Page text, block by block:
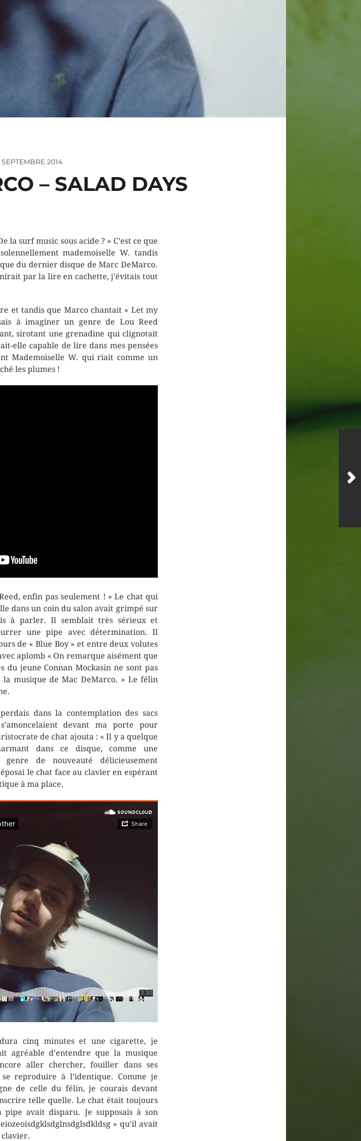
SEPTEMBRE 2014
– SALAD DAYS
la surf music sous acide ? » C’est ce que
mademoiselle W. tandis
du dernier disque de Marc DeMarco.
par la lire en cachette, j’évitais tout
et tandis que Marco chantait « Let my
à imaginer un genre de Lou Reed
sirotant une grenadine qui clignotait
elle capable de lire dans mes pensées
Mademoiselle W. qui riait comme un
les plumes !
enfin pas seulement ! » Le chat qui
dans un coin du salon avait grimpé sur
à parler. Il semblait très sérieux et
une pipe avec détermination. Il
de « Blue Boy » et entre deux volutes
aplomb « On remarque aisément que
du jeune Connan Mockasin ne sont pas
musique de Mac DeMarco. » Le félin
dans la contemplation des sacs
devant ma porte pour
de chat ajouta : « Il y a quelque
dans ce disque, comme une
de nouveauté délicieusement
le chat face au clavier en espérant
à ma place.
cinq minutes et une cigarette, je
agréable d’entendre que la musique
aller chercher, fouiller dans ses
reproduire à l’identique. Comme je
de celle du félin, je courais devant
telle quelle. Le chat était toujours
pipe avait disparu. Je supposais à son
» qu’il avait